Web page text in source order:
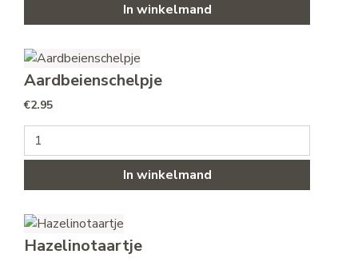
In winkelmand
Aardbeienschelpje
€2.95
Aardbeienschelpje aantal
In winkelmand
Hazelinotaartje